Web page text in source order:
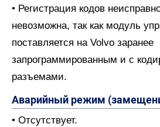
• Регистрация кодов
невозможна, так как модуль
поставляется на Volvo заранее
запрограммированным и с
разъемами.
Аварийный режим
• Отсутствует.